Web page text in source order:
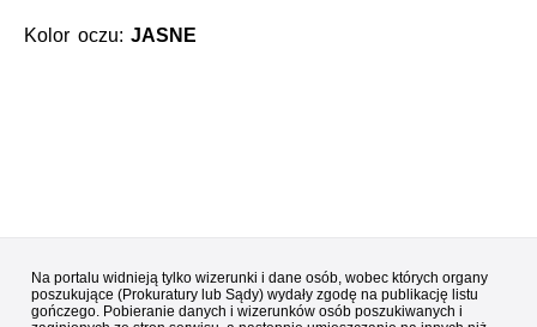
Kolor oczu:JASNE
Na portalu widnieją tylko wizerunki i dane osób, wobec których organy
poszukujące (Prokuratury lub Sądy) wydały zgodę na publikację listu
gończego. Pobieranie danych i wizerunków osób poszukiwanych i